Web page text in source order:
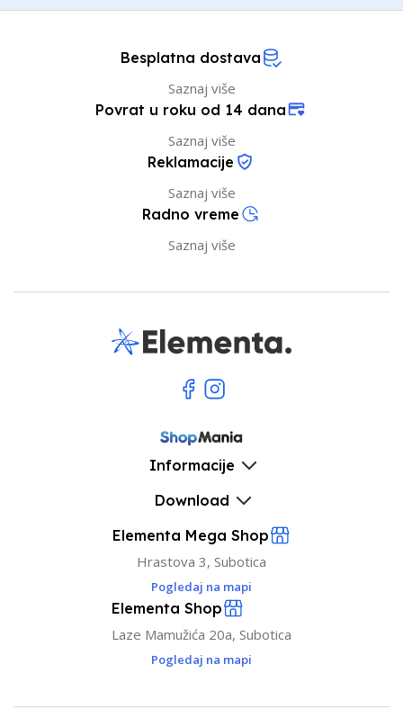
Besplatna dostava
Saznaj više
Povrat u roku od 14 dana
Saznaj više
Reklamacije
Saznaj više
Radno vreme
Saznaj više
Informacije
Download
Elementa Mega Shop
Hrastova 3, Subotica
Pogledaj na mapi
Elementa Shop
Laze Mamužića 20a, Subotica
Pogledaj na mapi